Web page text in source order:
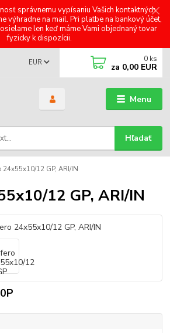
správnemu vypísaniu Vašich kontaktných
výhradne na mail. Pri platbe na bankový účet,
len keď máme Vami objednaný tovar
fyzicky k dispozícii.
Menu
EUR
Hľadať
0 ks
za 0,00 EUR
24x55x10/12 GP, ARI/IN
12 GP, ARI/IN